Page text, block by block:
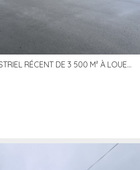
BEAU BÂTIMENT INDUSTRIEL RÉCENT DE 3 500 M² À LOUER OU VENDRE PROCHE PÉRIGUEUX (24)